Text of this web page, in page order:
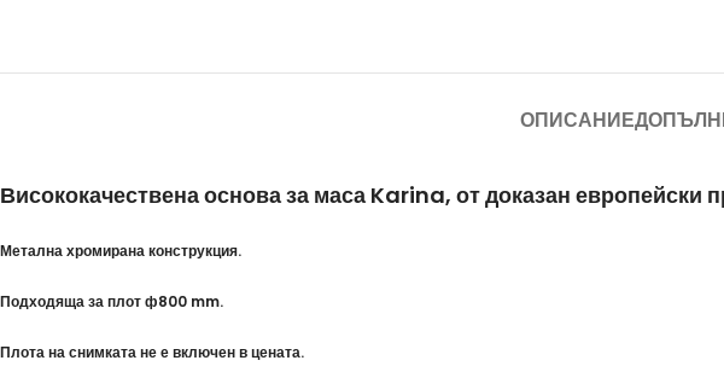
ОПИСАНИЕ
Висококачествена основа за маса Karina, от доказан
Метална хромирана конструкция.
Подходяща за плот ф800 mm.
Плота на снимката не е включен в цената.